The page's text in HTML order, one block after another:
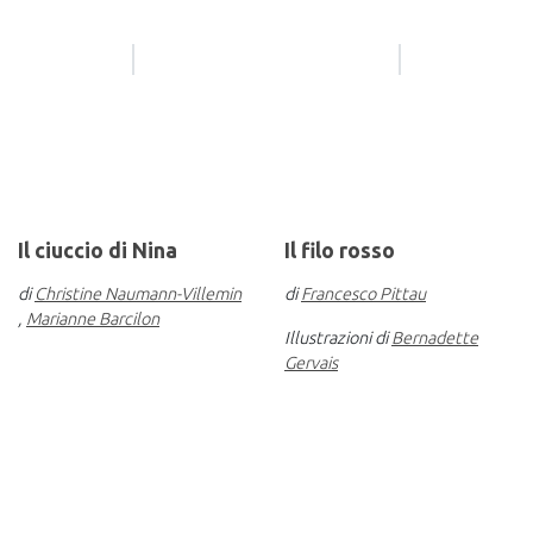
Il ciuccio di Nina
diChristine Naumann-Villemin
, Marianne Barcilon
Il filo rosso
diFrancesco Pittau
Illustrazioni diBernadette
Gervais